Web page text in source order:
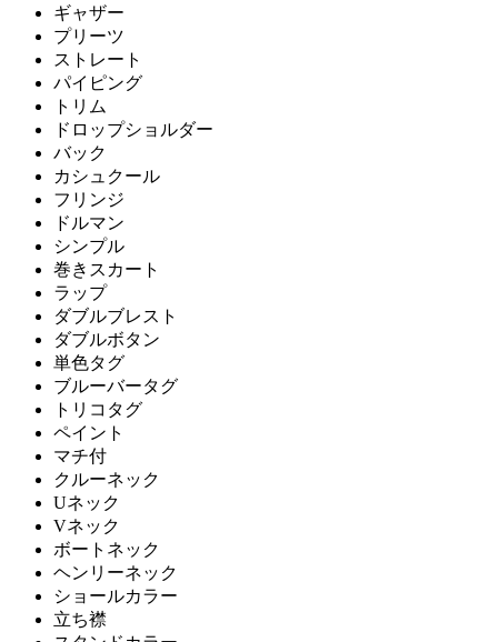
ギャザー
プリーツ
ストレート
パイピング
トリム
ドロップショルダー
バック
カシュクール
フリンジ
ドルマン
シンプル
巻きスカート
ラップ
ダブルブレスト
ダブルボタン
単色タグ
ブルーバータグ
トリコタグ
ペイント
マチ付
クルーネック
Uネック
Vネック
ボートネック
ヘンリーネック
ショールカラー
立ち襟